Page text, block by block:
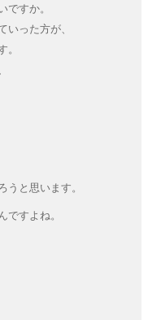
すか。
った方が、
と思います。
すよね。